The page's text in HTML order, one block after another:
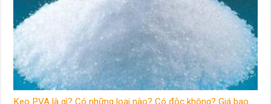
Keo PVA là gì? Có những loại nào? Có độc không? Giá bao